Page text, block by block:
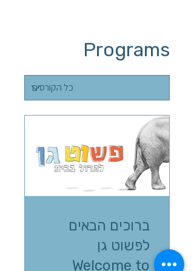
Programs
ברוכים הבאים
לפשוט גן
Welcome to